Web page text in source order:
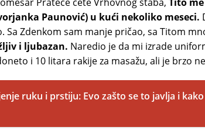
Paunović) u kući nekoliko meseci.
Sa Zdenkom sam manje pričao, sa Titom
i ljubazan. Naredio je da mi izrade
i 10 litara rakije za masažu, ali je brzo
ruku i prstiju: Evo zašto se to javlja i